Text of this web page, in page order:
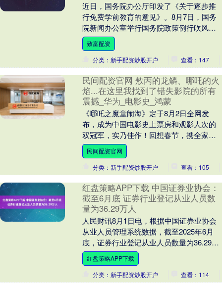
近日，国务院办公厅印发了《关于逐步推
行免费学前教育的意见》。8月7日，国务
院新闻办公室举行国务院政策例行吹风
会，介绍有关情况。实施“免费”政策后，幼
儿园质量如何....
致富配资
分类：新手配资炒股开户
查看：147
民间配资官网 敖丙的龙鳞、哪吒的火
焰...在这里我找到了错失影院的所有
震撼_华为_电影史_鸿蒙
《哪吒之魔童闹海》定于8月2日全网发
布，成为中国电影史上票房和观影人次的
双冠军，实乃佳作！回想春节，携全家共
赏《哪吒2》，归家后每日都在追踪小哪吒
的票房动态，看....
民间配资官网
分类：新手配资炒股开户
查看：105
红盘策略APP下载 中国证券业协会：
截至6月底 证券行业登记从业人员数
量为36.29万人
人民财讯8月1日电，根据中国证券业协会
从业人员管理系统数据，截至2025年6月
底，证券行业登记从业人员数量为36.29万
人。其中，一般证券业务23.26万人、证....
红盘策略APP下载
分类：新手配资炒股开户
查看：114